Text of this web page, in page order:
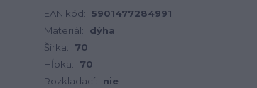
EAN kód: 5901477284991
Materiál:
dýha
Šírka:
70
Hĺbka:
70
Rozkladací:
nie